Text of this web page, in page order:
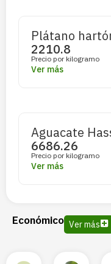
Plátano
2210.8
Precio por kilogramo
Ver más
Aguacate
6686.26
Precio por kilogramo
Ver más
Económico Ver más